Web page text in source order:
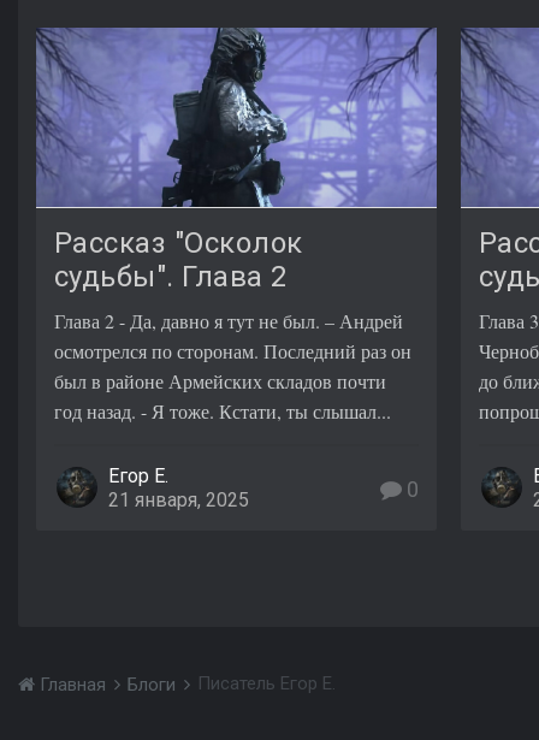
Рассказ "Осколок
судьбы". Глава 2
Глава 2 - Да, давно я тут не был. – Андрей
осмотрелся по сторонам. Последний раз он
был в районе Армейских складов почти
год назад. - Я тоже. Кстати, ты слышал...
Егор Е.
21 января, 2025
0
Глава
до
Главная Блоги Писатель Егор Е.